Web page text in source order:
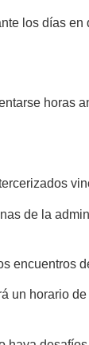
los días
horas
de la
encuentros
un horario